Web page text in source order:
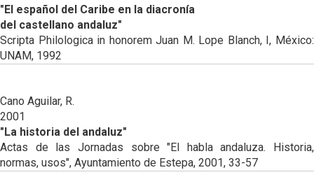
"El español del Caribe en la diacronía
del castellano andaluz"
Scripta Philologica in honorem Juan M. Lope Blanch, I, México:
UNAM, 1992
Cano Aguilar, R.
2001
"La historia del andaluz"
Actas de las Jornadas sobre "El habla andaluza. Historia,
normas, usos", Ayuntamiento de Estepa, 2001, 33-57